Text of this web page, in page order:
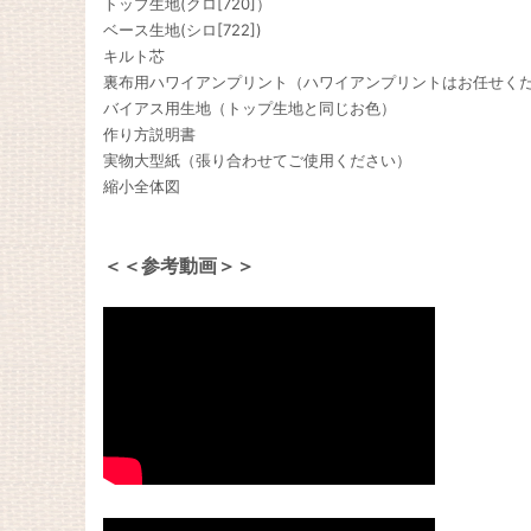
ベース生地(シロ[722])
キルト芯
裏布用ハワイアンプリント（ハワイアンプリントはお任せく
バイアス用生地（トップ生地と同じお色）
作り方説明書
実物大型紙（張り合わせてご使用ください）
縮小全体図
＜＜参考動画＞＞